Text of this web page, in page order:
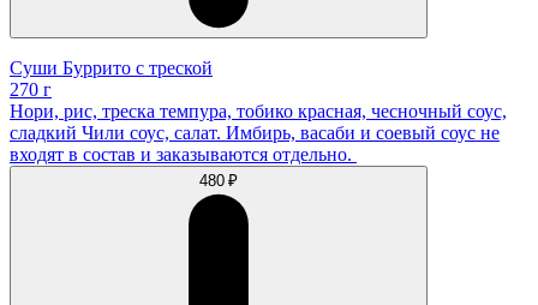
Суши Буррито с треской
270 г
Нори, рис, треска темпура, тобико красная, чесночный соус,
сладкий Чили соус, салат. Имбирь, васаби и соевый соус не
входят в состав и заказываются отдельно.
480 ₽